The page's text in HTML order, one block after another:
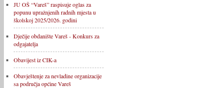
JU OŠ “Vareš” raspisuje oglas za
popunu upražnjenih radnih mjesta u
školskoj 2025/2026. godini
Dječije obdanište Vareš - Konkurs za
odgajatelja
Obavijest iz CIK-a
Obavještenje za nevladine organizacije
sa područja općine Vareš